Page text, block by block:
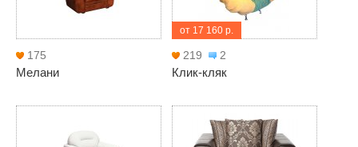
175
Мелани
от 17 160 р.
219 2
Клик-кляк